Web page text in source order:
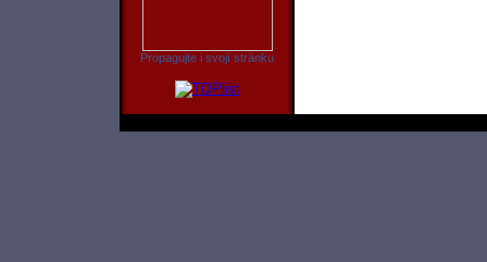
Propagujte i svojí stránku